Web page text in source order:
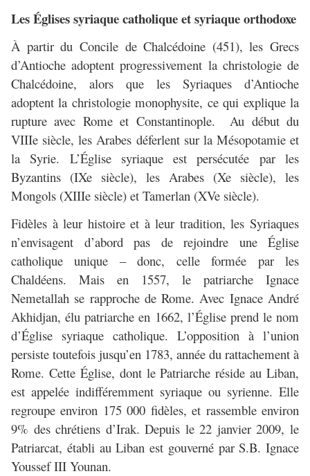
Les Églises syriaque catholique et syriaque orthodoxe
À partir du Concile de Chalcédoine (451), les Grecs
d’Antioche adoptent progressivement la christologie de
Chalcédoine, alors que les Syriaques d’Antioche
adoptent la christologie monophysite, ce qui explique la
rupture avec Rome et Constantinople. Au début du
VIIIe siècle, les Arabes déferlent sur la Mésopotamie et
la Syrie. L’Église syriaque est persécutée par les
Byzantins (IXe siècle), les Arabes (Xe siècle), les
Mongols (XIIIe siècle) et Tamerlan (XVe siècle).
Fidèles à leur histoire et à leur tradition, les Syriaques
n’envisagent d’abord pas de rejoindre une Église
catholique unique – donc, celle formée par les
Chaldéens. Mais en 1557, le patriarche Ignace
Nemetallah se rapproche de Rome. Avec Ignace André
Akhidjan, élu patriarche en 1662, l’Église prend le nom
d’Église syriaque catholique. L’opposition à l’union
persiste toutefois jusqu’en 1783, année du rattachement à
Rome. Cette Église, dont le Patriarche réside au Liban,
est appelée indifféremment syriaque ou syrienne. Elle
regroupe environ 175 000 fidèles, et rassemble environ
9% des chrétiens d’Irak. Depuis le 22 janvier 2009, le
Patriarcat, établi au Liban est gouverné par S.B. Ignace
Youssef III Younan.